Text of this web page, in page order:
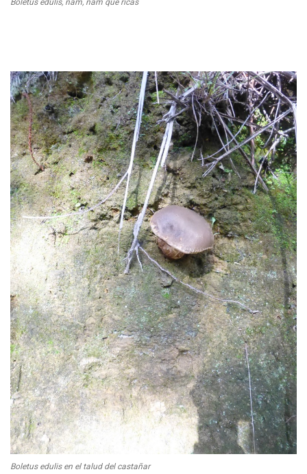
Boletus edulis, ñam, ñam que ricas
Boletus edulis en el talud del castañar